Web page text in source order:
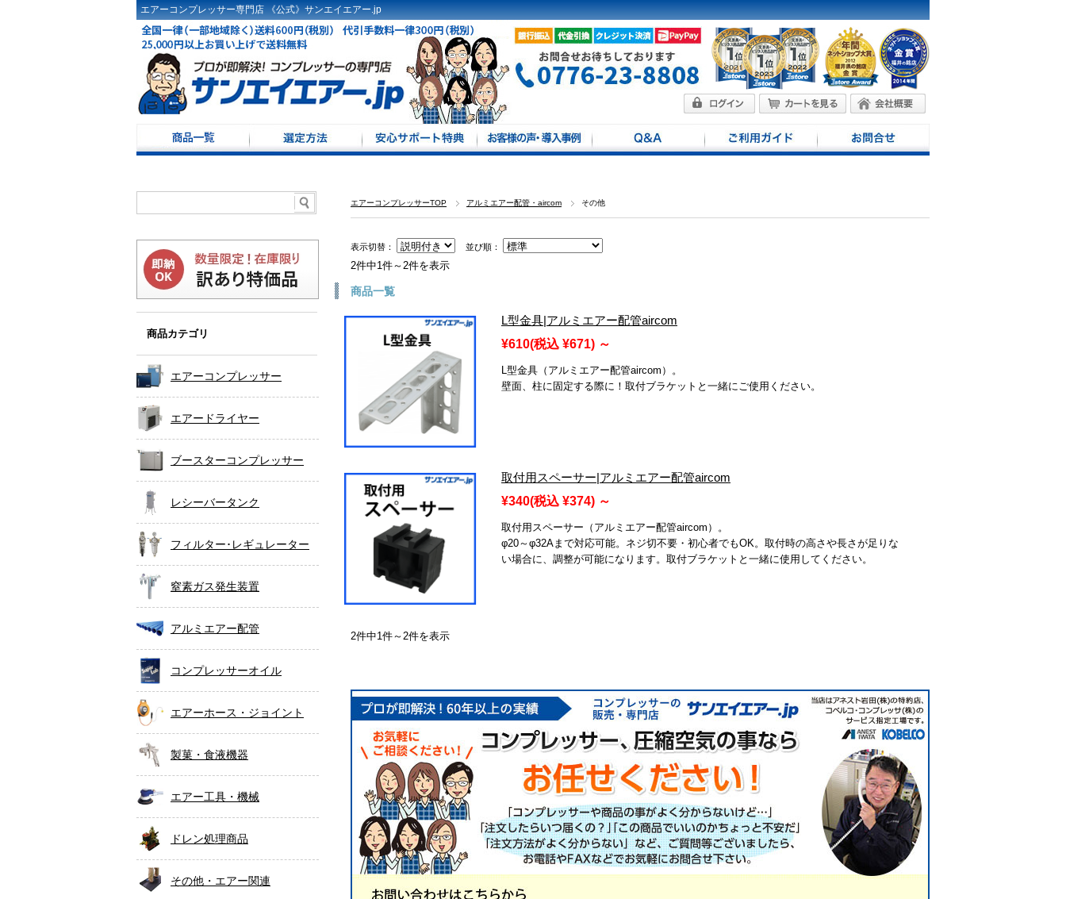
エアーコンプレッサー専門店 《公式》サンエイエアー.jp
エアーコンプレッサーTOP アルミエアー配管・aircom その他
表示切替： 並び順：
2件中1件～2件を表示
商品一覧
L型金具|アルミエアー配管aircom
¥610(税込 ¥671) ～
L型金具（アルミエアー配管aircom）。
壁面、柱に固定する際に！取付ブラケットと一緒にご使用ください。
取付用スペーサー|アルミエアー配管aircom
¥340(税込 ¥374) ～
取付用スペーサー（アルミエアー配管aircom）。
φ20～φ32Aまで対応可能。ネジ切不要・初心者でもOK。取付時の高さや長さが足りな
い場合に、調整が可能になります。取付ブラケットと一緒に使用してください。
2件中1件～2件を表示
商品カテゴリ
エアーコンプレッサー
エアードライヤー
ブースターコンプレッサー
レシーバータンク
フィルター･レギュレーター
窒素ガス発生装置
アルミエアー配管
コンプレッサーオイル
エアーホース・ジョイント
製菓・食液機器
エアー工具・機械
ドレン処理商品
その他・エアー関連